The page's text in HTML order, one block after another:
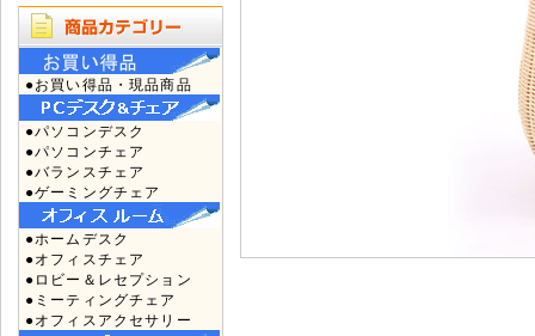
●お買い得品・現品商品
●パソコンデスク
●パソコンチェア
●バランスチェア
●ゲーミングチェア
●ホームデスク
●オフィスチェア
●ロビー＆レセプション
●ミーティングチェア
●オフィスアクセサリー